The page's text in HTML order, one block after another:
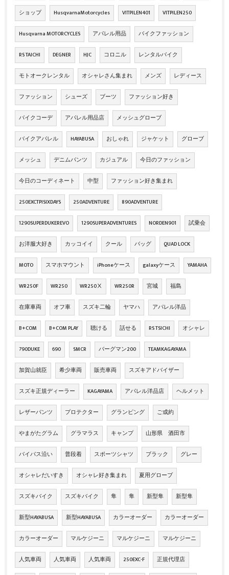
ショップ HusqvarnaMotorcycles VITPILEN401 VITPILEN250
Husqvarna MOTORCYCLES アパレル用品 バイクファッション
RS TAICHI DEGNER HJC コロニル レンタルバイク
モトオークレンタル オシャレさん集まれ メンズ レディース
ファッション シューズ ブーツ ファッション好き
バイクコーデ アパレル用品店 メッシュグローブ
バイクアパレル HAYABUSA おしゃれ ジャケット グローブ
メッシュ デニムパンツ カジュアル 今日のファッション
今日のコーディネート 中型 ファッション好き集まれ
250EXCTPISIXDAYS 250ADVENTURE 890ADVENTURE
1290SUPERDUKEREVO 1290SUPERADVENTURES NORDEN901 試乗会
お洋服大好き カッコイイ クール バッグ QUAD LOCK
MOTO スマホマウント iPhoneケース galaxyケース YAMAHA
WR250F WR250 WR250Ⅹ WR250R 宮城 福島
在庫車両 オフ車 スズキ二輪 ヤマハ アパレル洋品
B+COM B+COM PLAY 聴ける 話せる RS TSICHI オシャレ
790DUKE 690 SMCR バーグマン200 TEAMKAGAYAMA
加賀山就臣 希少車両 販売車両 スズキアドバイザー
スズキ正規ディーラー KAGAYAMA アパレル洋品店 ヘルメット
レザーパンツ プロテクター グランピング ご成約
やまがたグラム グラマラス キャンプ 山形県 酒田市
バイパス沿い 普段着 スポーツシャツ ブラック グレー
オシャレだいすき オシャレ好き集まれ 夏用グローブ
スズキバイク スズキバイク 隼 隼 新型隼 新型隼
新型HAYABUSA 新型HAYABUSA カラーオーダー カラーオーダー
カラーオーダー マルケジーニ マルケジーニ マルケジーニ
人気車両 人気車両 人気車両 250EXC-F 正規代理店